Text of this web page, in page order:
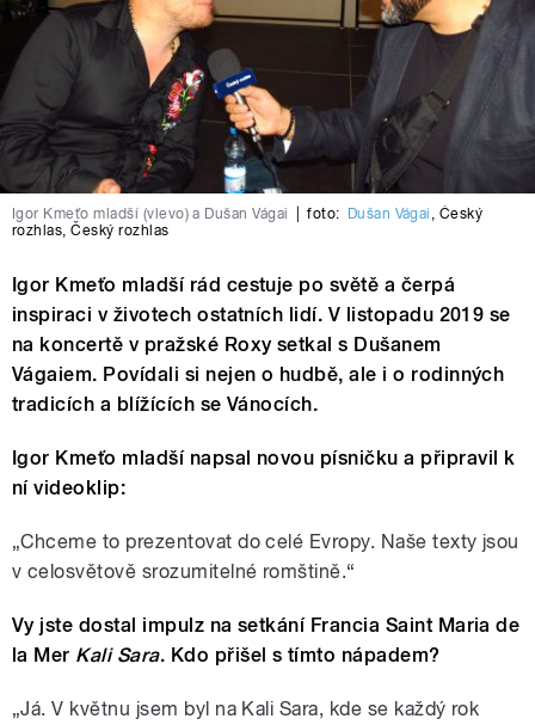
Igor Kmeťo mladší (vlevo) a Dušan Vágai foto: Dušan Vágai , Český
rozhlas,Český rozhlas
Igor Kmeťo mladší rád cestuje po světě a čerpá
inspiraci v životech ostatních lidí. V listopadu 2019 se
na koncertě v pražské Roxy setkal s Dušanem
Vágaiem. Povídali si nejen o hudbě, ale i o rodinných
tradicích a blížících se Vánocích.
Igor Kmeťo mladší napsal novou písničku a připravil k
ní videoklip:
„Chceme to prezentovat do celé Evropy. Naše texty jsou
v celosvětově srozumitelné romštině.“
Vy jste dostal impulz na setkání Francia Saint Maria de
la Mer Kali Sara. Kdo přišel s tímto nápadem?
„Já. V květnu jsem byl na Kali Sara, kde se každý rok